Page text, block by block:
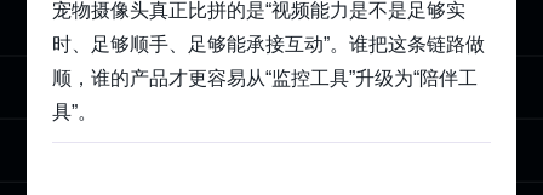
宠物摄像头真正比拼的是“视频能力是不是足够实
时、足够顺手、足够能承接互动”。谁把这条链路做
顺，谁的产品才更容易从“监控工具”升级为“陪伴工
具”。